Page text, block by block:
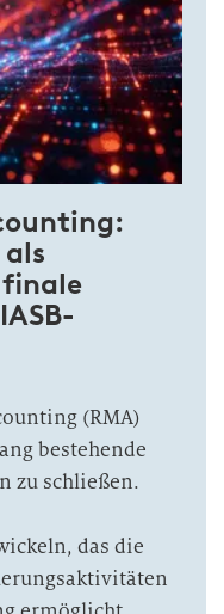
(RMA)
bestehende
zu schließen.
das die